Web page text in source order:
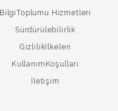
BilgiToplumu Hizmetleri
Sürdürülebilirlik
Gizlilikİlkeleri
KullanımKoşulları
İletişim